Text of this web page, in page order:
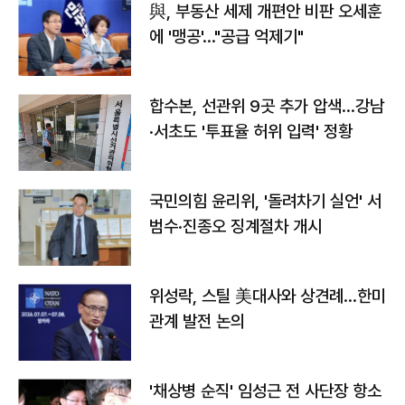
與, 부동산 세제 개편안 비판 오세훈
에 '맹공'…"공급 억제기"
합수본, 선관위 9곳 추가 압색…강남
·서초도 '투표율 허위 입력' 정황
국민의힘 윤리위, '돌려차기 실언' 서
범수·진종오 징계절차 개시
위성락, 스틸 美대사와 상견례…한미
관계 발전 논의
'채상병 순직' 임성근 전 사단장 항소